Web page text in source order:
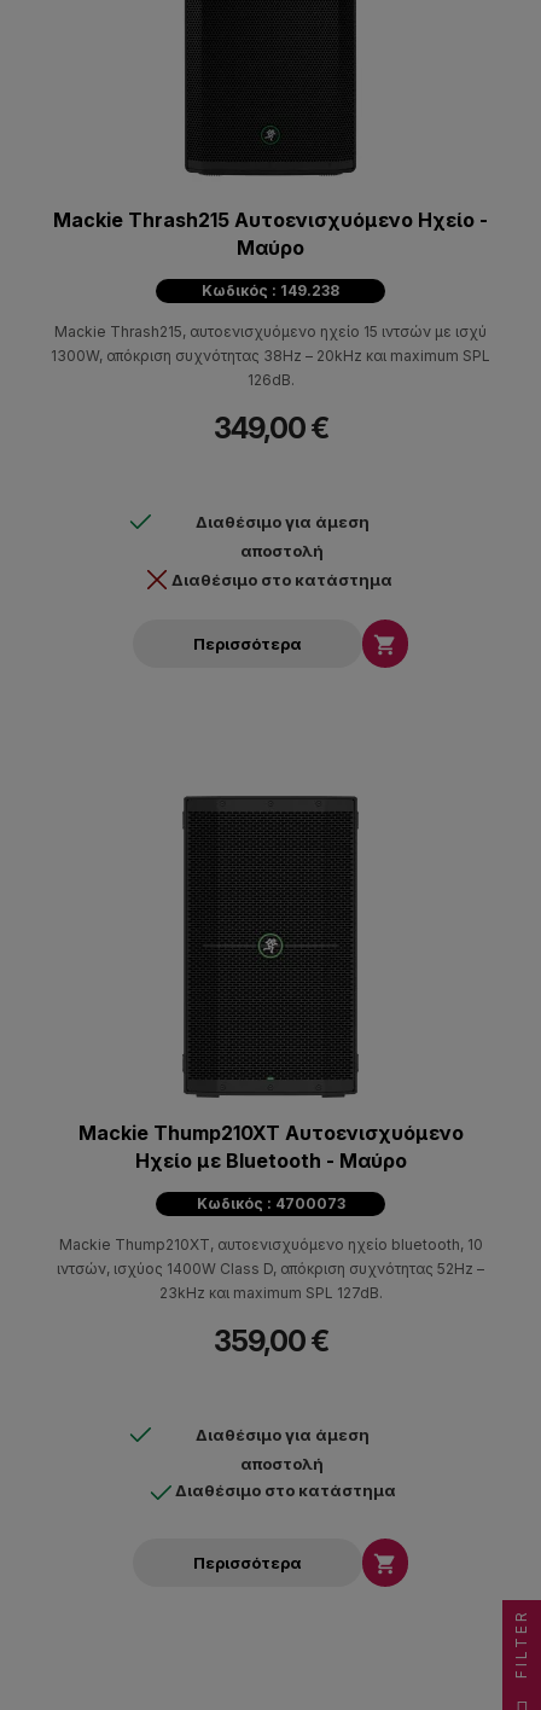
Mackie Thrash215 Αυτοενισχυόμενο Ηχείο -
Μαύρο
Κωδικός : 149.238
Mackie Thrash215, αυτοενισχυόμενο ηχείο 15 ιντσών με ισχύ
1300W, απόκριση συχνότητας 38Hz – 20kHz και maximum SPL
126dB.
349,00 €
Διαθέσιμο για άμεση
αποστολή
Διαθέσιμο στο κατάστημα
Περισσότερα 
Mackie Thump210XT Αυτοενισχυόμενο
Ηχείο με Bluetooth - Μαύρο
Κωδικός : 4700073
Mackie Thump210XT, αυτοενισχυόμενο ηχείο bluetooth, 10
ιντσών, ισχύος 1400W Class D, απόκριση συχνότητας 52Hz –
23kHz και maximum SPL 127dB.
359,00 €
Διαθέσιμο για άμεση
αποστολή
Διαθέσιμο στο κατάστημα
Περισσότερα 
FILTER